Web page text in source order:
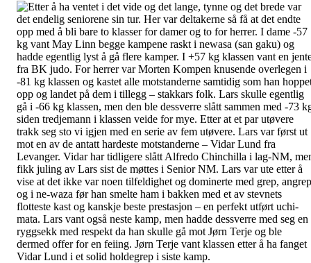
Etter å ha ventet i det vide og det lange, tynne og det brede var
det endelig seniorene sin tur. Her var deltakerne så få at det endte
opp med å bli bare to klasser for damer og to for herrer. I dame -57
kg vant May Linn begge kampene raskt i newasa (san gaku) og
hadde egentlig lyst å gå flere kamper. I +57 kg klassen vant en
fra BK judo. For herrer var Morten Kompen knusende overlegen i
-81 kg klassen og kastet alle motstanderne samtidig som han
opp og landet på dem i tillegg – stakkars folk. Lars skulle egentlig
gå i -66 kg klassen, men den ble dessverre slått sammen med -73
siden tredjemann i klassen veide for mye. Etter at et par utøvere
trakk seg sto vi igjen med en serie av fem utøvere. Lars var først ut
mot en av de antatt hardeste motstanderne – Vidar Lund fra
Levanger. Vidar har tidligere slått Alfredo Chinchilla i lag-NM,
fikk juling av Lars sist de møttes i Senior NM. Lars var ute etter å
vise at det ikke var noen tilfeldighet og dominerte med grep, angrep
og i ne-waza før han smelte ham i bakken med et av stevnets
flotteste kast og kanskje beste prestasjon – en perfekt utført uchi-
mata. Lars vant også neste kamp, men hadde dessverre med seg en
ryggsekk med respekt da han skulle gå mot Jørn Terje og ble
dermed offer for en feiing. Jørn Terje vant klassen etter å ha fanget
Vidar Lund i et solid holdegrep i siste kamp.